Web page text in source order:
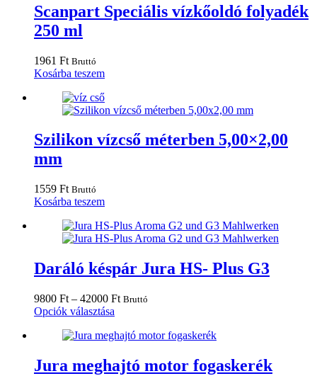
variációja
van.
Scanpart Speciális vízkőoldó folyadék
250 ml
1961 Ft Bruttó
Kosárba teszem
Szilikon vízcső méterben 5,00×2,00
mm
1559 Ft Bruttó
Kosárba teszem
Daráló késpár Jura HS- Plus G3
9800 Ft – 42000 FtÁrtartomány:
42000 Ft
Bruttó
Opciók választása
terméknek
variációja
Jura meghajtó motor fogaskerék